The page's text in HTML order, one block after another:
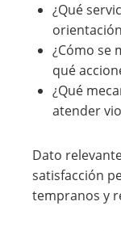
¿Qué
¿Cómo se
qué
¿Qué
atender
Dato
satisfacción
tempranos y